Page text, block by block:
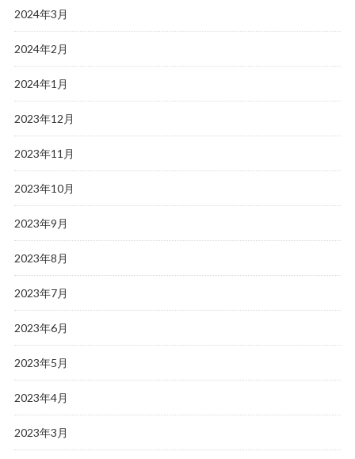
2024年3月
2024年2月
2024年1月
2023年12月
2023年11月
2023年10月
2023年9月
2023年8月
2023年7月
2023年6月
2023年5月
2023年4月
2023年3月